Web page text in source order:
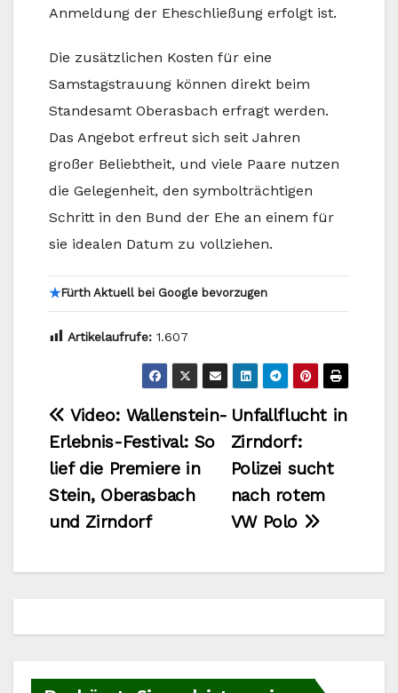
Anmeldung der Eheschließung erfolgt ist.
Die zusätzlichen Kosten für eine
Samstagstrauung können direkt beim
Standesamt Oberasbach erfragt werden.
Das Angebot erfreut sich seit Jahren
großer Beliebtheit, und viele Paare nutzen
die Gelegenheit, den symbolträchtigen
Schritt in den Bund der Ehe an einem für
sie idealen Datum zu vollziehen.
★Fürth Aktuell bei Google bevorzugen
Artikelaufrufe: 1.607
Beitragsnavigation
Unfallflucht in
Zirndorf:
Polizei sucht
nach rotem
VW Polo
Video: Wallenstein-
Erlebnis-Festival: So
lief die Premiere in
Stein, Oberasbach
und Zirndorf